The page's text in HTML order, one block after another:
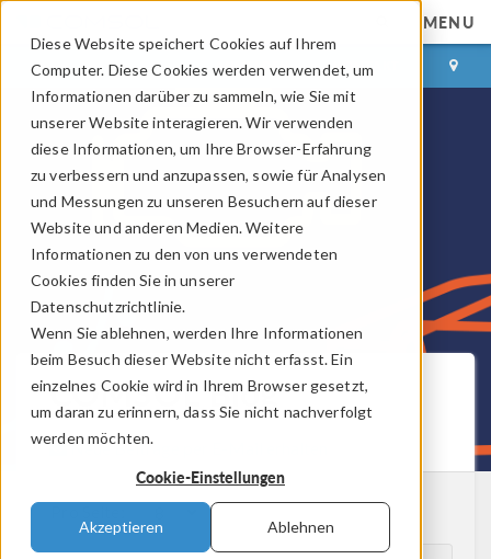
Diese Website speichert Cookies auf Ihrem
Computer. Diese Cookies werden verwendet, um
Informationen darüber zu sammeln, wie Sie mit
unserer Website interagieren. Wir verwenden
diese Informationen, um Ihre Browser-Erfahrung
zu verbessern und anzupassen, sowie für Analysen
und Messungen zu unseren Besuchern auf dieser
Website und anderen Medien. Weitere
Informationen zu den von uns verwendeten
Cookies finden Sie in unserer
Datenschutzrichtlinie.
Wenn Sie ablehnen, werden Ihre Informationen
beim Besuch dieser Website nicht erfasst. Ein
einzelnes Cookie wird in Ihrem Browser gesetzt,
um daran zu erinnern, dass Sie nicht nachverfolgt
werden möchten.
Cookie-Einstellungen
Akzeptieren Ablehnen
MENU
ANMELDEN KONTAKT
COMSOL Blog
Neue Beiträge per E-Mail erhalten